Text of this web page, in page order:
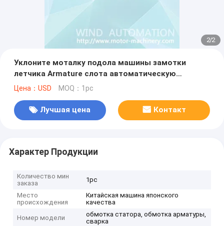
2/2
Уклоните моталку подола машины замотки
летчика Armature слота автоматическую
двойную
Цена：USD MOQ：1pc
Лучшая цена Контакт
Характер Продукции
Количество мин
заказа
1pc
Место
происхождения
Китайская машина японского
качества
Номер модели
обмотка статора, обмотка арматуры,
сварка